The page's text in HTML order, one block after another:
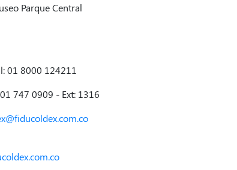
Parque Central
01 8000 124211
747 0909 - Ext: 1316